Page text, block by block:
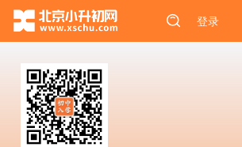
登录